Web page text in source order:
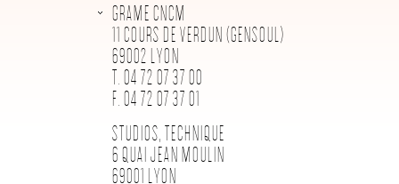
GRAME CNCM
11 COURS DE VERDUN (GENSOUL)
69002 LYON
T. 04 72 07 37 00
F. 04 72 07 37 01
STUDIOS, TECHNIQUE
6 QUAI JEAN MOULIN
69001 LYON